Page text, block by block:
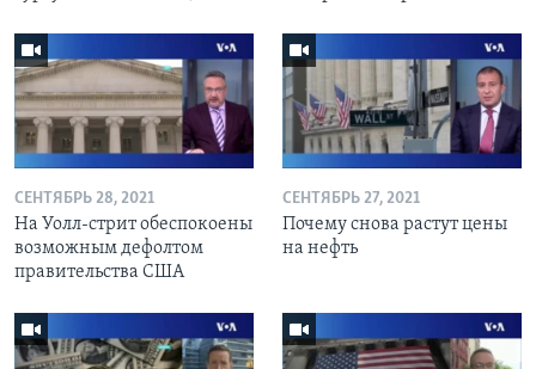
СЕНТЯБРЬ 28, 2021
На Уолл-стрит обеспокоены
возможным дефолтом
правительства США
СЕНТЯБРЬ 27, 2021
Почему снова растут цены
на нефть